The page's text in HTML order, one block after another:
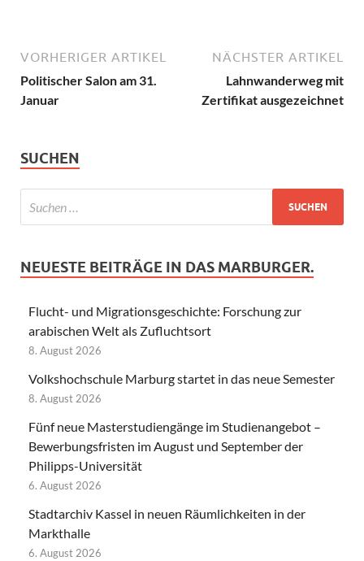
VORHERIGER ARTIKEL
Politischer Salon am 31.
Januar
NÄCHSTER ARTIKEL
Lahnwanderweg mit
Zertifikat ausgezeichnet
SUCHEN
NEUESTE BEITRÄGE IN DAS MARBURGER.
Flucht- und Migrationsgeschichte: Forschung zur
arabischen Welt als Zufluchtsort
8. August 2026
Volkshochschule Marburg startet in das neue Semester
8. August 2026
Fünf neue Masterstudiengänge im Studienangebot –
Bewerbungsfristen im August und September der
Philipps-Universität
6. August 2026
Stadtarchiv Kassel in neuen Räumlichkeiten in der
Markthalle
6. August 2026